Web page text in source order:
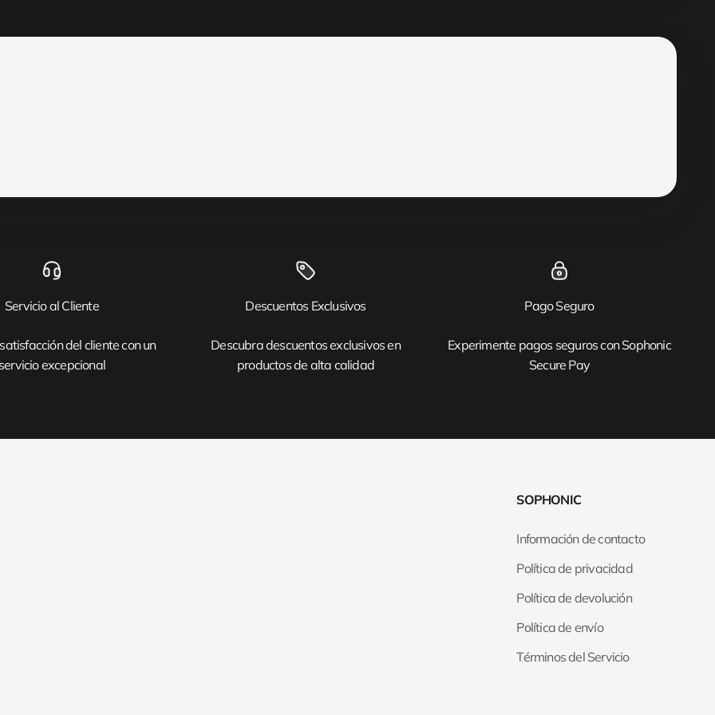
Servicio al Cliente
del cliente con un
excepcional
Descuentos Exclusivos
Descubra descuentos exclusivos en
productos de alta calidad
Pago Seguro
Experimente pagos seguros con Sophonic
Secure Pay
SOPHONIC
Información de contacto
Política de privacidad
Política de devolución
Política de envío
Términos del Servicio